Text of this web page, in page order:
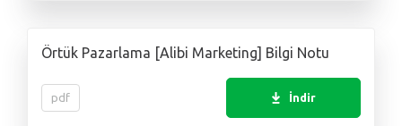
Örtük Pazarlama [Alibi Marketing] Bilgi Notu
pdf İndir